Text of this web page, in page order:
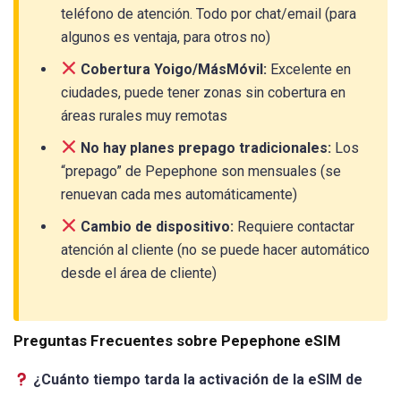
teléfono de atención. Todo por chat/email (para
algunos es ventaja, para otros no)
Cobertura Yoigo/MásMóvil: Excelente en
ciudades, puede tener zonas sin cobertura en
áreas rurales muy remotas
No hay planes prepago tradicionales: Los
“prepago” de Pepephone son mensuales (se
renuevan cada mes automáticamente)
Cambio de dispositivo: Requiere contactar
atención al cliente (no se puede hacer automático
desde el área de cliente)
Preguntas Frecuentes sobre Pepephone eSIM
¿Cuánto tiempo tarda la activación de la eSIM de